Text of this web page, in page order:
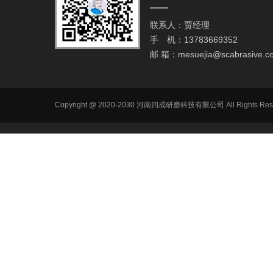
联系人：贾经理
手 机：13783669352
邮 箱：
Copyright @ 2020-2030 河南四成研磨科技有限公司 All Rights